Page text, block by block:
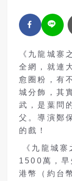
《九龍城寨
全網，就連
愈圈粉，有
城分飾，其
武，是葉問
父。導演鄭
的戲！
《九龍城寨
1500萬，早
港幣（約台